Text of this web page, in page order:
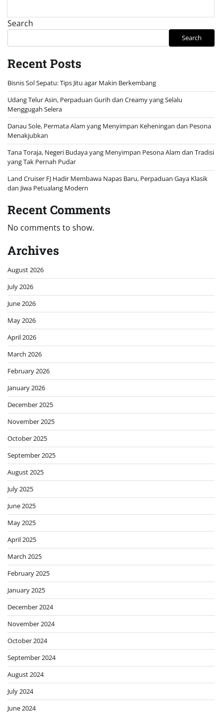
Search
Search
Recent Posts
Bisnis Sol Sepatu: Tips Jitu agar Makin Berkembang
Udang Telur Asin, Perpaduan Gurih dan Creamy yang Selalu
Menggugah Selera
Danau Sole, Permata Alam yang Menyimpan Keheningan dan Pesona
Menakjubkan
Tana Toraja, Negeri Budaya yang Menyimpan Pesona Alam dan Tradisi
yang Tak Pernah Pudar
Land Cruiser FJ Hadir Membawa Napas Baru, Perpaduan Gaya Klasik
dan Jiwa Petualang Modern
Recent Comments
No comments to show.
Archives
August 2026
July 2026
June 2026
May 2026
April 2026
March 2026
February 2026
January 2026
December 2025
November 2025
October 2025
September 2025
August 2025
July 2025
June 2025
May 2025
April 2025
March 2025
February 2025
January 2025
December 2024
November 2024
October 2024
September 2024
August 2024
July 2024
June 2024